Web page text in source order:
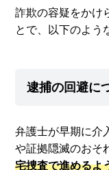
詐欺の容疑をかけ
とで、以下のよう
逮捕の回避に
弁護士が早期に介
や証拠隠滅のおそ
宅捜査で進めるよ